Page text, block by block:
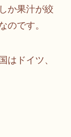
か果汁が絞
のです。
はドイツ、